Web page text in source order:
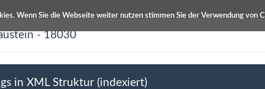
Wenn Sie die Webseite weiter nutzen stimmen Sie der Verwendung von
- 18030
in XML Struktur (indexiert)